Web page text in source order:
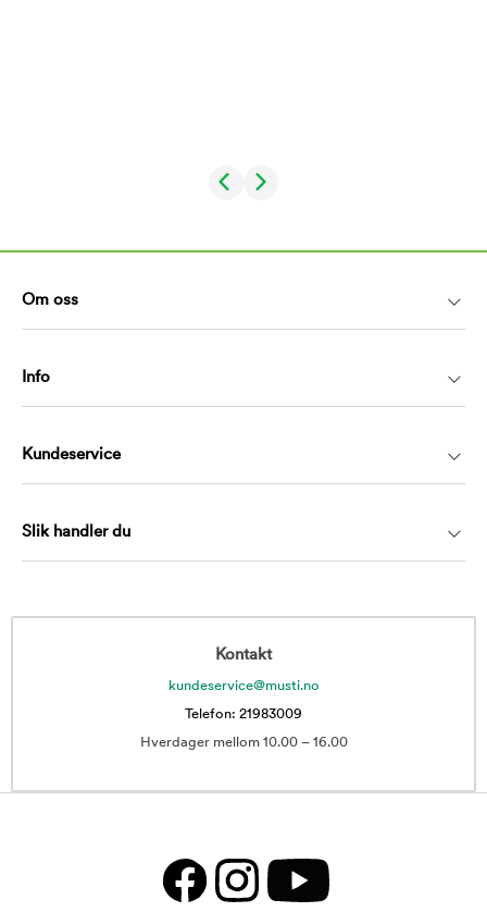
Om oss
Info
Kundeservice
Slik handler du
Kontakt
kundeservice@musti.no
Telefon: 21983009
Hverdager mellom 10.00 – 16.00